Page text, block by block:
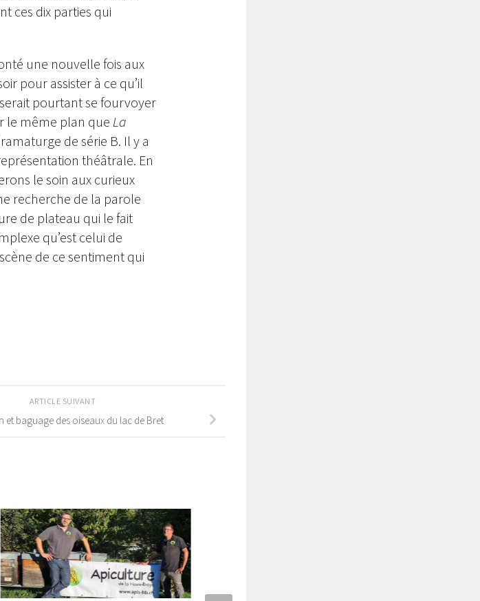
ces dix parties qui
une nouvelle fois aux
pour assister à ce qu’il
pourtant se fourvoyer
le même plan que La
de série B. Il y a
théâtrale. En
le soin aux curieux
recherche de la parole
de plateau qui le fait
qu’est celui de
de ce sentiment qui
ARTICLE SUIVANT
et baguage des oiseaux du lac de Bret